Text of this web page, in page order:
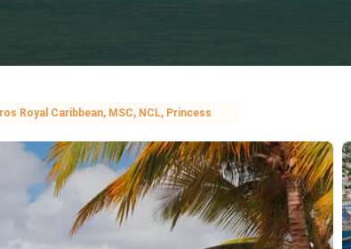
Royal Caribbean, MSC, NCL, Princess